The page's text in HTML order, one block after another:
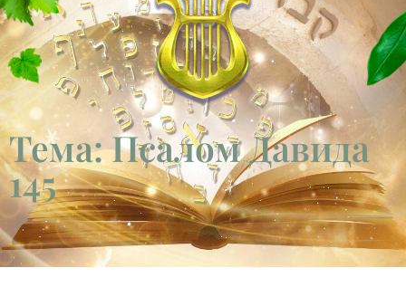
Тема: Псалом Давида
145